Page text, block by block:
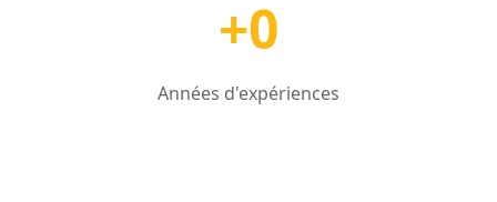
+0
Années d'expériences